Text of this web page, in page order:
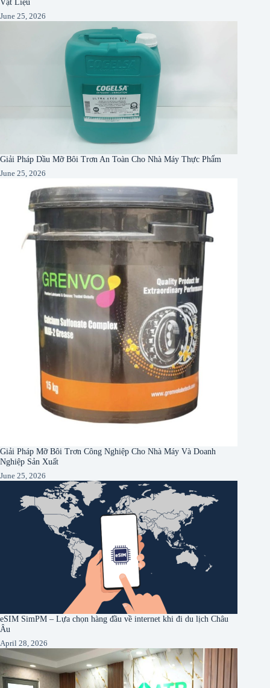
June 25, 2026
Giải Pháp Dầu Mỡ Bôi Trơn An Toàn Cho Nhà Máy Thực Phẩm
June 25, 2026
Giải Pháp Mỡ Bôi Trơn Công Nghiệp Cho Nhà Máy Và Doanh
Nghiệp Sản Xuất
June 25, 2026
eSIM SimPM – Lựa chọn hàng đầu về internet khi đi du lịch Châu
Âu
April 28, 2026